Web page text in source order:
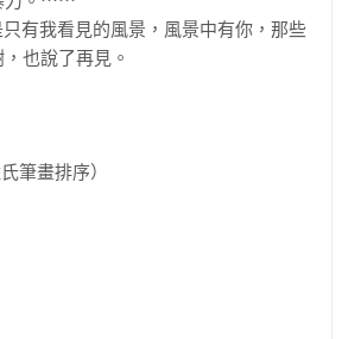
有我看見的風景，風景中有你，那些
也說了再見。
筆畫排序）